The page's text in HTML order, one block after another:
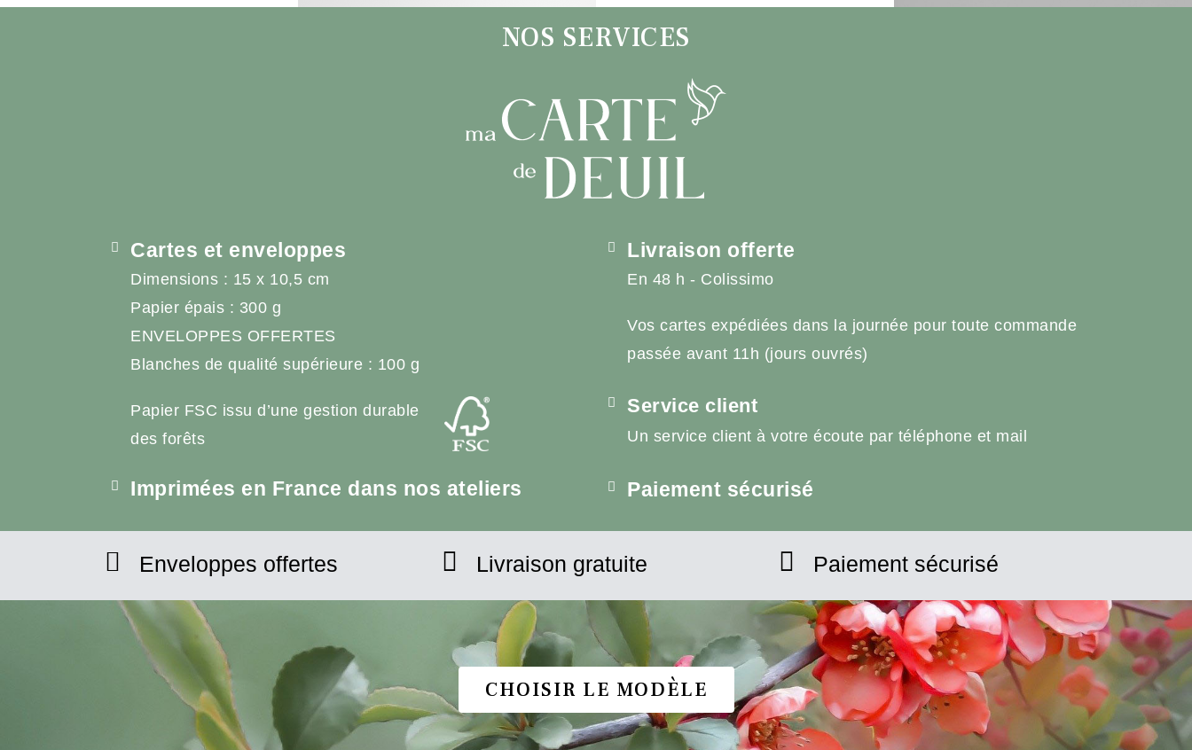
NOS SERVICES
Cartes et enveloppes
Dimensions : 15 x 10,5 cm
Papier épais : 300 g
ENVELOPPES OFFERTES
Blanches de qualité supérieure : 100 g
Papier FSC issu d’une gestion durable
des forêts
Imprimées en France dans nos ateliers
Livraison offerte
En 48 h - Colissimo
Vos cartes expédiées dans la journée pour toute commande
passée avant 11h (jours ouvrés)
Service client
Un service client à votre écoute par téléphone et mail
Paiement sécurisé
Enveloppes offertes Livraison gratuite Paiement sécurisé
CHOISIR LE MODÈLE